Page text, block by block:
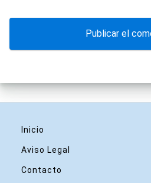
Inicio
Aviso Legal
Contacto